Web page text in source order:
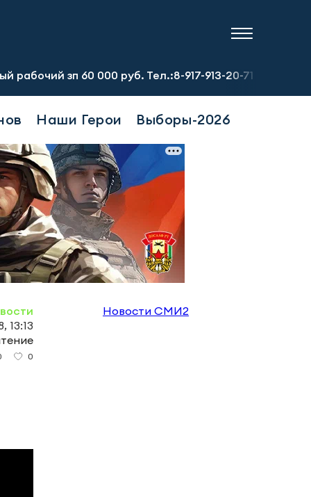
60 000 руб. Тел.:8-917-913-20-71 Предприятию
Наши Герои Выборы-2026
13:13
0
Новости СМИ2